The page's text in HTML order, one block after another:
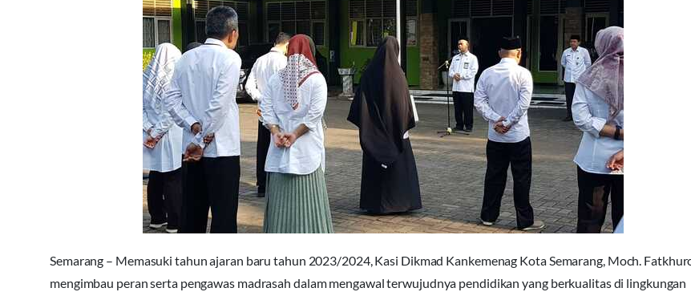
Semarang – Memasuki tahun ajaran baru tahun 2023/2024, Kasi Dikmad Kankemenag Kota Semarang, Moch.
mengimbau peran serta pengawas madrasah dalam mengawal terwujudnya pendidikan yang berkualitas di lingkungan